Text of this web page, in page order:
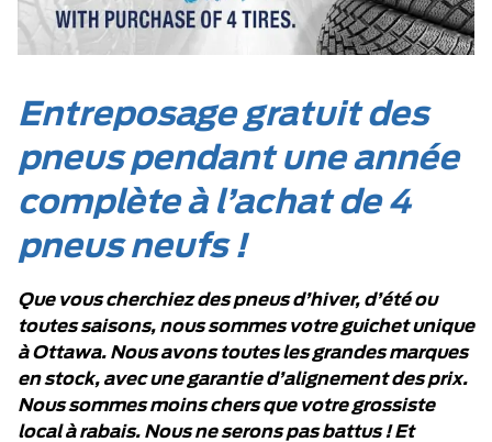
Entreposage gratuit des
pneus pendant une année
complète à l’achat de 4
pneus neufs !
Que vous cherchiez des pneus d’hiver, d’été ou
toutes saisons, nous sommes votre guichet unique
à Ottawa. Nous avons toutes les grandes marques
en stock, avec une garantie d’alignement des prix.
Nous sommes moins chers que votre grossiste
local à rabais. Nous ne serons pas battus ! Et